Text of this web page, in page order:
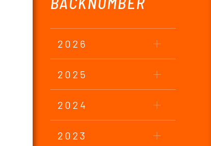
2026
2025
2024
2023